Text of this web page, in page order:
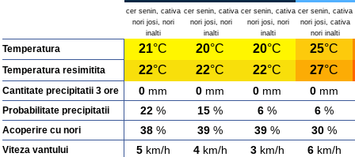
cer senin, cativa
nori josi, nori
inalti
cer senin, cativa
nori josi, nori
inalti
cer senin, cativa
nori josi, nori
inalti
cer senin, cativa
nori josi, cativa
nori inalti
Temperatura 21°C 20°C 20°C 25°C
Temperatura resimitita 22°C 22°C 22°C 27°C
Cantitate precipitatii 3 ore 0 mm 0 mm 0 mm 0 mm
Probabilitate precipitatii 22 % 15 % 6 % 6 %
Acoperire cu nori 38 % 39 % 39 % 30 %
Viteza vantului 5km/h 4km/h 3km/h 6km/h